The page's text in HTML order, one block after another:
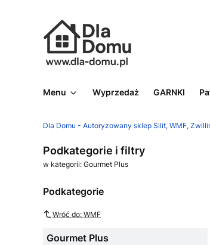
Menu Wyprzedaż GARNKI
Dla Domu - Autoryzowany sklep Silit, WMF,
Podkategorie i filtry
w kategorii: Gourmet Plus
Podkategorie
Wróć do: WMF
Gourmet Plus